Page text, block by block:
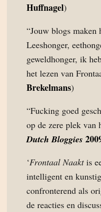
Huffnagel)
“Jouw blogs maken
Leeshonger,
geweldhonger, ik
het lezen van
Brekelmans)
“Fucking goed
op de zere plek van
Dutch Bloggies
‘Frontaal Naaktis
intelligent en
confronterend als
de reacties en